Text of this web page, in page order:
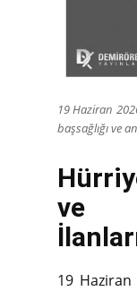
19 Haziran
başsağlığı ve
ve
19